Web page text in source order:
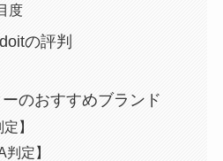
度
の評判
のおすすめブランド
】
定】